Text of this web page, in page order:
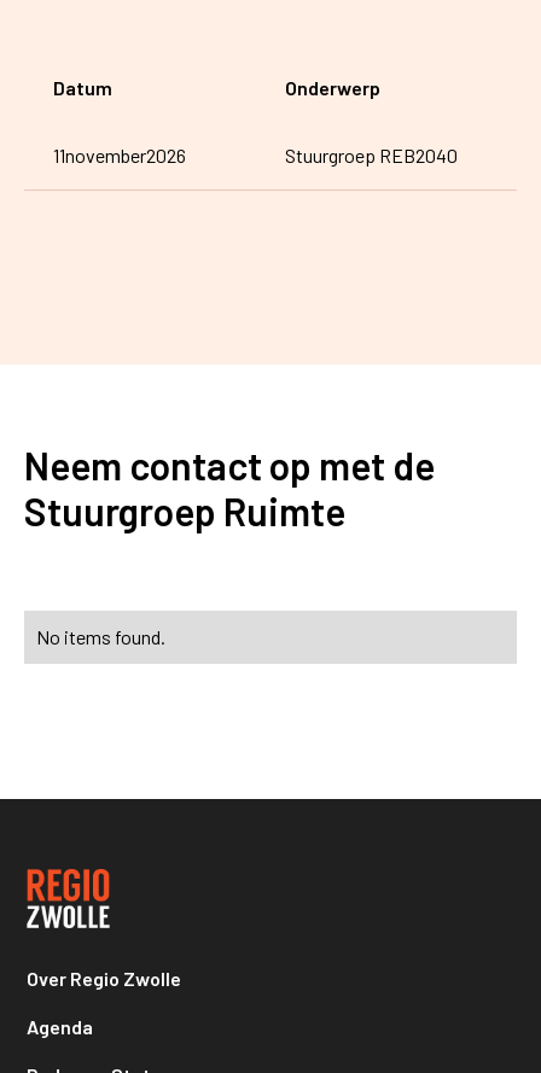
Datum Onderwerp
11november2026 Stuurgroep REB2040
Neem contact op met de
Stuurgroep Ruimte
No items found.
Over Regio Zwolle
Agenda